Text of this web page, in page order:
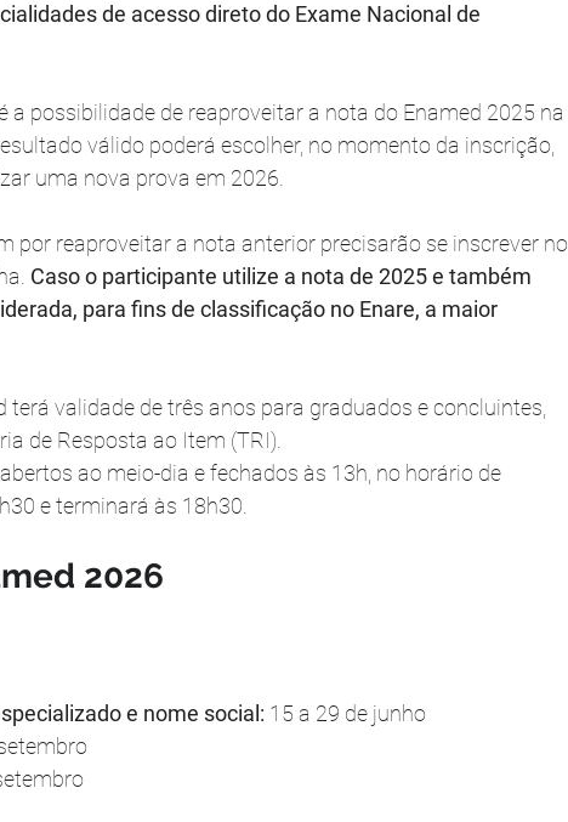
de acesso direto do Exame Nacional de
a possibilidade de reaproveitar a nota do Enamed 2025 na
válido poderá escolher, no momento da inscrição,
uma nova prova em 2026.
por reaproveitar a nota anterior precisarão se inscrever no
Caso o participante utilize a nota de 2025 e também
para fins de classificação no Enare, a maior
terá validade de três anos para graduados e concluintes,
de Resposta ao Item (TRI).
ao meio-dia e fechados às 13h, no horário de
e terminará às 18h30.
2026
e nome social: 15 a 29 de junho